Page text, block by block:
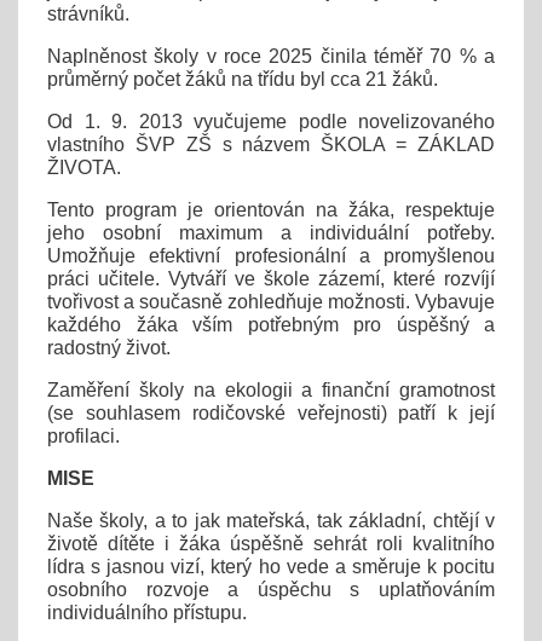
strávníků.
Naplněnost školy v roce 2025 činila téměř 70 % a
průměrný počet žáků na třídu byl cca 21 žáků.
Od 1. 9. 2013 vyučujeme podle novelizovaného
vlastního ŠVP ZŠ s názvem ŠKOLA = ZÁKLAD
ŽIVOTA.
Tento program je orientován na žáka, respektuje
jeho osobní maximum a individuální potřeby.
Umožňuje efektivní profesionální a promyšlenou
práci učitele. Vytváří ve škole zázemí, které rozvíjí
tvořivost a současně zohledňuje možnosti. Vybavuje
každého žáka vším potřebným pro úspěšný a
radostný život.
Zaměření školy na ekologii a finanční gramotnost
(se souhlasem rodičovské veřejnosti) patří k její
profilaci.
MISE
Naše školy, a to jak mateřská, tak základní, chtějí v
životě dítěte i žáka úspěšně sehrát roli kvalitního
lídra s jasnou vizí, který ho vede a směruje k pocitu
osobního rozvoje a úspěchu s uplatňováním
individuálního přístupu.